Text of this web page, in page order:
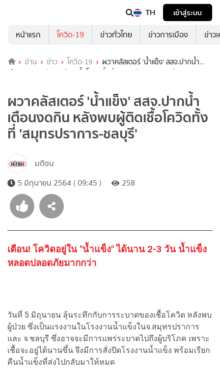
TH
เข้าสู่ระบบ
หน้าแรก
โควิด-19 ข่าวทั่วไทย ข่าวการเมือง ข่าว
อ่าน ข่าว โควิด-19
ผวาคลัสเตอร์ 'น้ำแข็ง' สสจ.ปากน้ำ
เตือนงดกิน หลังพบผู้ติดเชื้อโควิดทั้งที่ 'สมุทรปราการ-ชลบุรี'
ผวาคลัสเตอร์ 'น้ำแข็ง' สสจ.ปากน้ำ
เตือนงดกิน หลังพบผู้ติดเชื้อโควิดทั้ง
ที่ 'สมุทรปราการ-ชลบุรี'
มติชน
5 มิถุนายน 2564 ( 09:45 )
258
เตือน! โควิดอยู่ใน "น้ำแข็ง" ได้นาน 2-3 วัน น้ำแข็ง
หลอดปลอดภัยมากกว่า
วันที่ 5 มิถุนายน ลุ้นระทึกกับการระบาดของเชื้อโควิด หลังพบ
ผู้ป่วย ซึ่งเป็นแรงงานในโรงงานน้ำแข็งในจ.สมุทรปราการ
และ จ.ชลบุรี ซึ่งอาจจะมีการแพร่ระบาดไปถึงผู้บริโภค เพราะ
เชื้อจะอยู่ได้นานขึ้น จึงมีการสั่งปิดโรงงานน้ำแข็ง พร้อมเรียก
คืนน้ำแข็งที่ส่งไปกลับมาให้หมด